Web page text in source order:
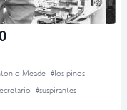
Meade #los pinos
#suspirantes